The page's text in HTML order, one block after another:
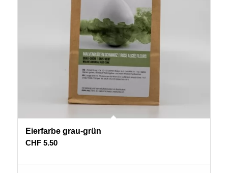
Eierfarbe grau-grün
CHF5.50